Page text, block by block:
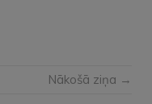
Nākošā ziņa →